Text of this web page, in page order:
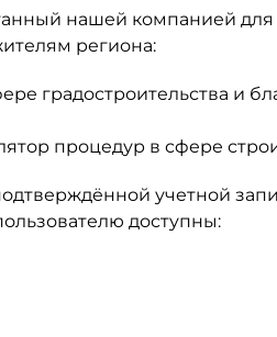
нашей компанией для
региона:
градостроительства и
процедур в сфере
учетной
доступны: